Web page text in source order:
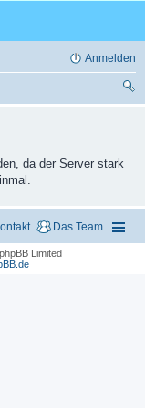
Anmelden
da der Server stark
Das Team
Limited